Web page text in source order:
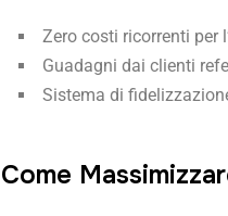
Zero costi ricorrenti per
Guadagni dai clienti
Sistema di
Come